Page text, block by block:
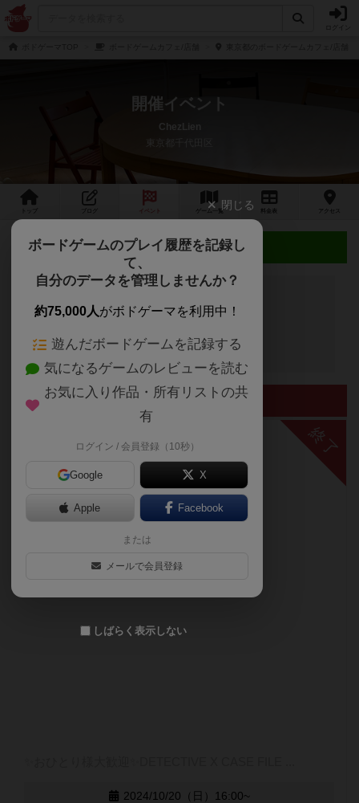
開催イベント
ChezLien
イベント ゲーム 一覧 料金 アクセス
近日開催予定のイベント
終了したイベント
終了
2024/10/20（日）16:00~
閉じる
ボードゲームのプレイ履歴を記録し
て、
自分のデータを管理しませんか？
約75,000人がボドゲーマを利用中！
遊んだボードゲームを記録する
気になるゲームのレビューを読む
お気に入り作品・所有リストの共
有
ログイン / 会員登録（10秒）
Google X
Apple Facebook
または
メールで会員登録
しばらく表示しない